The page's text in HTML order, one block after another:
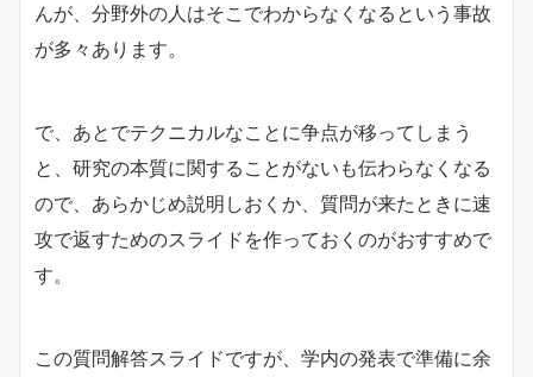
んが、分野外の人はそこでわからなくなるという事故
が多々あります。
で、あとでテクニカルなことに争点が移ってしまう
と、研究の本質に関することがないも伝わらなくなる
ので、あらかじめ説明しおくか、質問が来たときに速
攻で返すためのスライドを作っておくのがおすすめで
す。
この質問解答スライドですが、学内の発表で準備に余